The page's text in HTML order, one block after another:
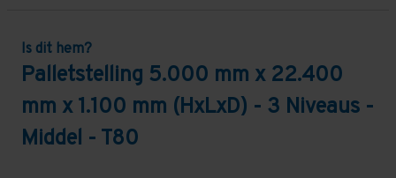
Is dit hem?
Palletstelling 5.000 mm x 22.400
mm x 1.100 mm (HxLxD) - 3 Niveaus -
Middel - T80